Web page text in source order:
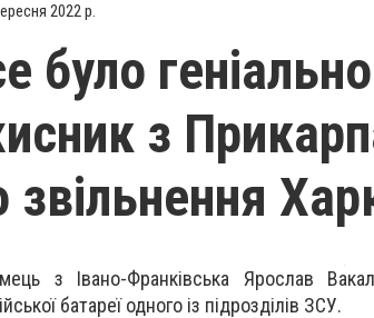
2022 р.
було
з
звільнення
з Івано-Франківська Ярослав
батареї одного із підрозділів ЗСУ.